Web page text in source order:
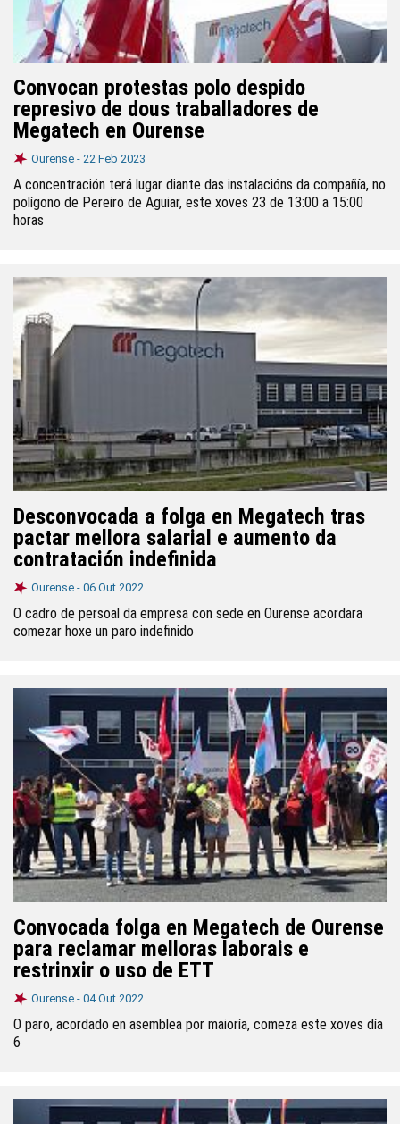
Convocan protestas polo despido
represivo de dous traballadores de
Megatech en Ourense
Ourense - 22 Feb 2023
A concentración terá lugar diante das instalacións da compañía, no
polígono de Pereiro de Aguiar, este xoves 23 de 13:00 a 15:00
horas
Desconvocada a folga en Megatech tras
pactar mellora salarial e aumento da
contratación indefinida
Ourense - 06 Out 2022
O cadro de persoal da empresa con sede en Ourense acordara
comezar hoxe un paro indefinido
Convocada folga en Megatech de Ourense
para reclamar melloras laborais e
restrinxir o uso de ETT
Ourense - 04 Out 2022
O paro, acordado en asemblea por maioría, comeza este xoves día
6